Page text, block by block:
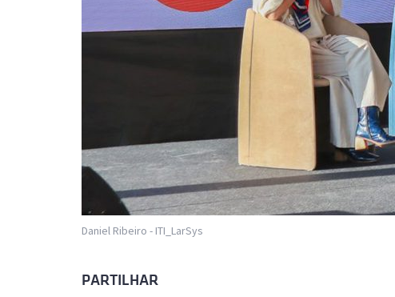
Daniel Ribeiro - ITI_LarSys
PARTILHAR